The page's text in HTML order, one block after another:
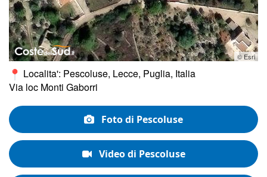
© Esri
Localita': Pescoluse, Lecce, Puglia, Italia
Via loc Monti Gaborri
Foto di Pescoluse
Video di Pescoluse